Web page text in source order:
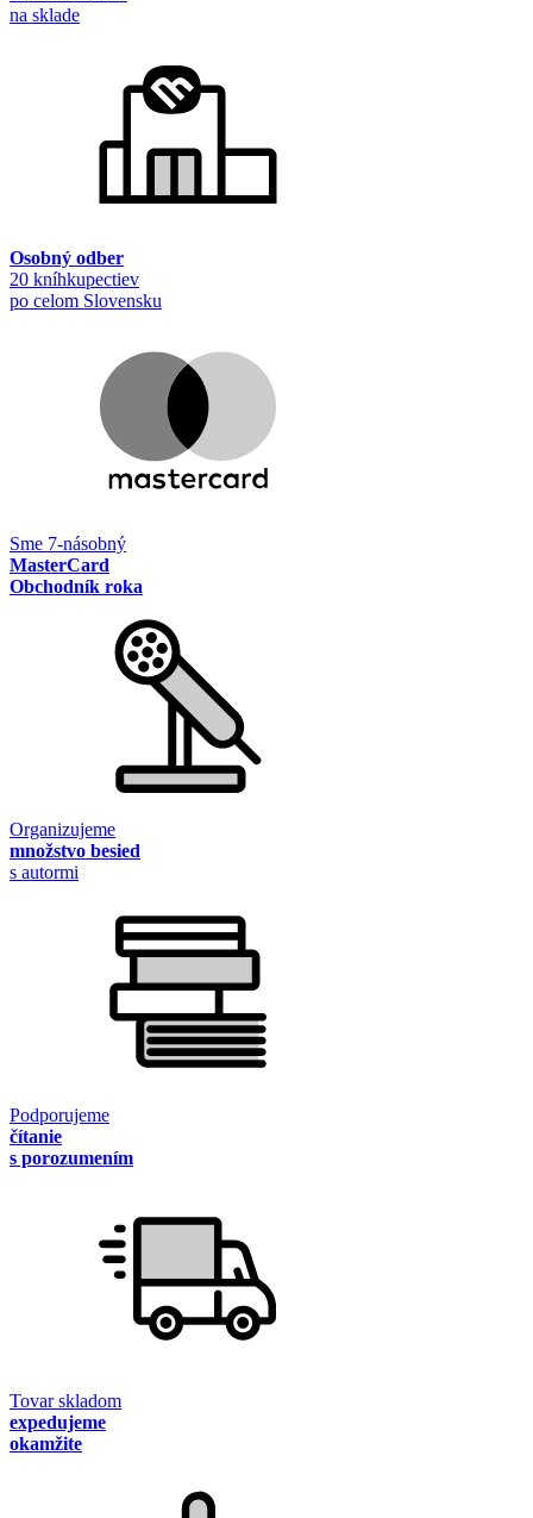
na sklade
Osobný odber
20 kníhkupectiev
po celom Slovensku
Sme 7-násobný
MasterCard
Obchodník roka
Organizujeme
množstvo besied
s autormi
Podporujeme
čítanie
s porozumením
Tovar skladom
expedujeme
okamžite